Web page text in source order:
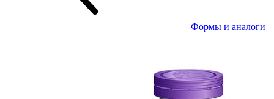
Формы и аналоги